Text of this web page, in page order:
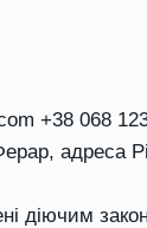
+38 068
адреса
діючим